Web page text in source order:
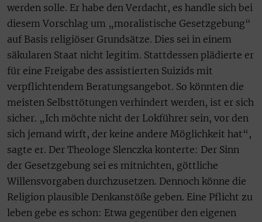
werden solle. Er habe den Verdacht, es handle sich bei
diesem Vorschlag um „moralistische Gesetzgebung“
auf Basis religiöser Grundsätze. Dies sei in einem
säkularen Staat nicht legitim. Stattdessen plädierte er
für eine Freigabe des assistierten Suizids mit
verpflichtendem Beratungsangebot. So könnten die
meisten Selbsttötungen verhindert werden, ist er sich
sicher. „Ich möchte nicht der Lokführer sein, vor den
sich jemand wirft, der keine andere Möglichkeit hat“,
sagte er. Der Theologe Slenczka konterte: Der Sinn
der Gesetzgebung sei es mitnichten, göttliche
Willensvorgaben durchzusetzen. Dennoch könne die
Religion plausible Denkanstöße geben. Eine Pflicht zu
leben gebe es schon: Etwa gegenüber den eigenen